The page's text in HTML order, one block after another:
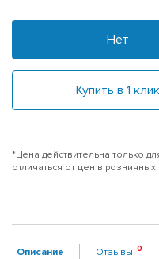
Нет
Купить в 1 клик
*Цена действительна только
отличаться от цен в розничных
Описание Отзывы